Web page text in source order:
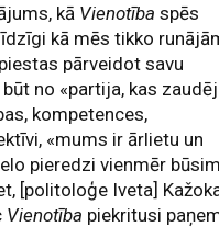
kā Vienotībaspēs
kā mēs tikko
pārveidot savu
no «partija, kas
kompetences,
«mums ir ārlietu un
pieredzi vienmēr būsim
[politoloģe Iveta]
Vienotība piekritusi